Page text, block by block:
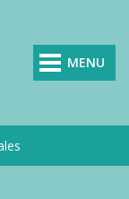
MENU